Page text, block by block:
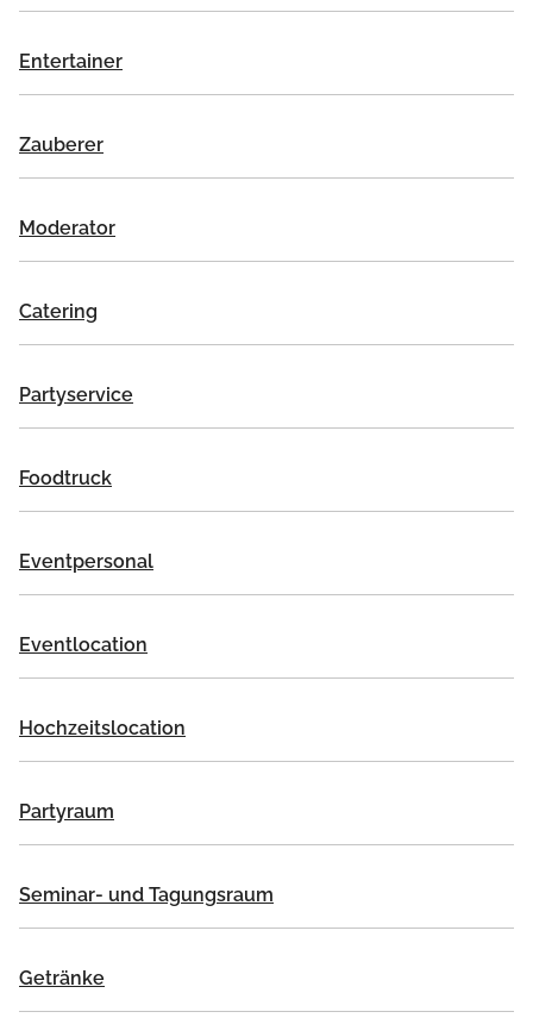
Entertainer
Zauberer
Moderator
Catering
Partyservice
Foodtruck
Eventpersonal
Eventlocation
Hochzeitslocation
Partyraum
Seminar- und Tagungsraum
Getränke